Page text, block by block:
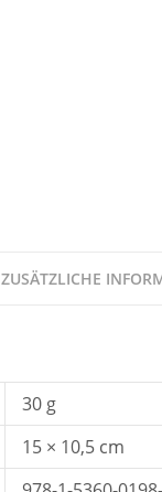
ZUSÄTZLICHE
30 g
15 × 10,5 cm